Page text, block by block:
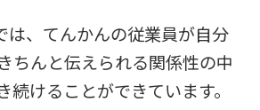
は、てんかんの従業員が自分
ちんと伝えられる関係性の中
続けることができています。